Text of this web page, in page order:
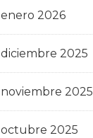
enero 2026
diciembre 2025
noviembre 2025
octubre 2025